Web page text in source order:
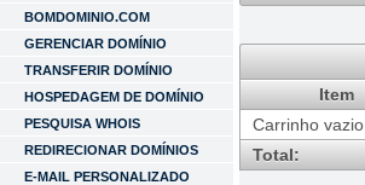
BOMDOMINIO.COM
GERENCIAR DOMÍNIO
TRANSFERIR DOMÍNIO
HOSPEDAGEM DE DOMÍNIO
PESQUISA WHOIS
REDIRECIONAR DOMÍNIOS
E-MAIL PERSONALIZADO
Item
Total:
Carrinho vazio